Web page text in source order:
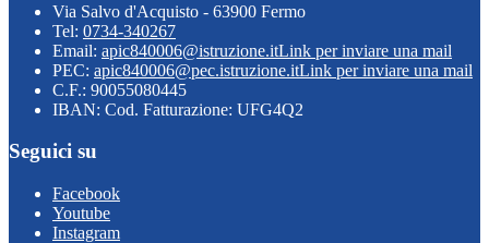
Via Salvo d'Acquisto - 63900 Fermo
Tel: 0734-340267
Email: apic840006@istruzione.itLink per inviare una mail
PEC: apic840006@pec.istruzione.itLink per inviare una mail
C.F.: 90055080445
IBAN: Cod. Fatturazione: UFG4Q2
Seguici su
Facebook
Youtube
Instagram